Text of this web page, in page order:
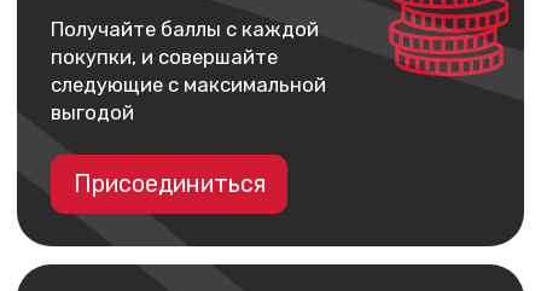
Мы принимаем
Политика конфиденциальности
запрещённой на территории РФ
+7 930 036 00 07
ИП Арутюнянц Юрий Эдуардович
ИНН 237203820704
ОГРНИП 322237500228291